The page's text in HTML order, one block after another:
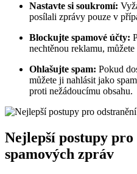
Nastavte si soukromí:
posílali zprávy pouze v
Blockujte spamové účty:
nechtěnou reklamu,
Ohlašujte spam: Pokud
můžete ji nahlásit jako
proti nežádoucímu obsahu.
Nejlepší postupy
spamových zpráv